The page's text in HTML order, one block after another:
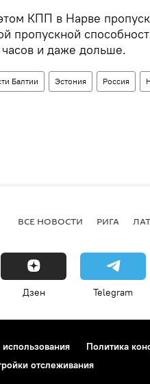
КПП в Нарве
пропускной
часов и даже дольше.
Балтии Эстония Россия
ВСЕ НОВОСТИ РИГА
Дзен Telegram
Политика
отслеживания